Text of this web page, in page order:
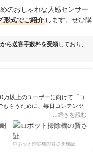
のおしゃれな人感センサー
形式でご紹介 します。ぜひ購
ら送客手数料を受領しており、
以上のユーザーに向けて「コ
らうために、毎日コンテンツ
…続きを読む
ロボット掃除機の賢さを検証